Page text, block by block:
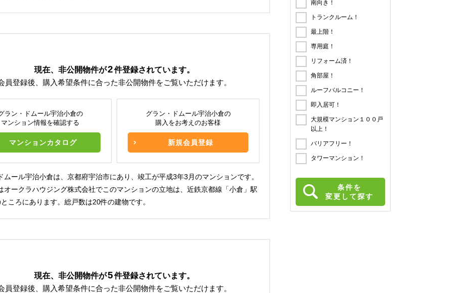
現在、非公開物件が2件登録されています。
員登録後、購入希望条件に合った非公開物件をご覧いただけます。
ラン・ドムール宇治小倉の
マンション情報を確認する
マンションカタログ
グラン・ドムール宇治小倉の
購入をお考えのお客様
新規会員登録
ムール宇治小倉は、京都府宇治市にあり、竣工が平成3年3月のマンションです。
オークラハウジング株式会社でこのマンションの立地は、近鉄京都線「小倉」駅
ころにあります。総戸数は20件の建物です。
現在、非公開物件が5件登録されています。
員登録後、購入希望条件に合った非公開物件をご覧いただけます。
南向き！
トランクルーム！
最上階！
専用庭！
リフォーム済！
角部屋！
ルーフバルコニー！
即入居可！
大規模マンション１００戸
以上！
バリアフリー！
タワーマンション！
条件を
変更して探す